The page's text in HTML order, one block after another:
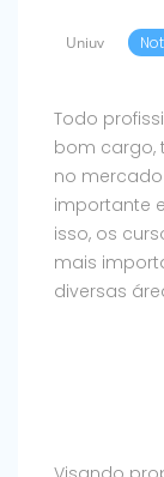
Uniuv
Todo
bom cargo,
no
importante
isso, os
mais
diversas